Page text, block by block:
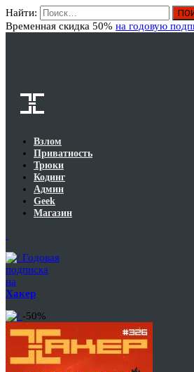
Найти:
Временная скидка 50% на годовую
Взлом
Приватность
Трюки
Кодинг
Админ
Geek
Магазин
Годовая
подписка
на
Хакер
-50%